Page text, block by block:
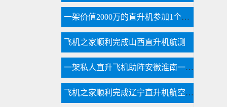
一架价值2000万的直升机参加1个月空中看房
飞机之家顺利完成山西直升机航测
一架私人直升飞机助阵安徽淮南一商场
飞机之家顺利完成辽宁直升机航空测绘